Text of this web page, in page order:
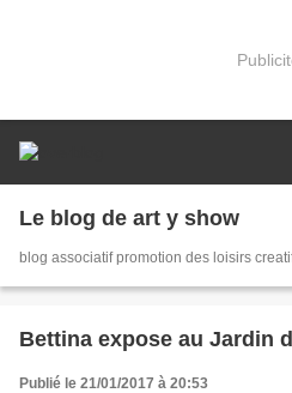
Le blog de art y show
blog associatif promotion des loisirs
Bettina expose au Jardin
Publié le 21/01/2017 à 20:53